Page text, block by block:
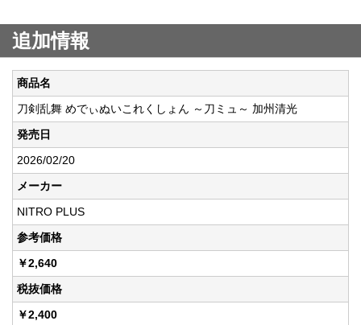
追加情報
商品名
刀剣乱舞 めでぃぬいこれくしょん ～刀ミュ～ 加州清光
発売日
2026/02/20
メーカー
NITRO PLUS
参考価格
￥2,640
税抜価格
￥2,400